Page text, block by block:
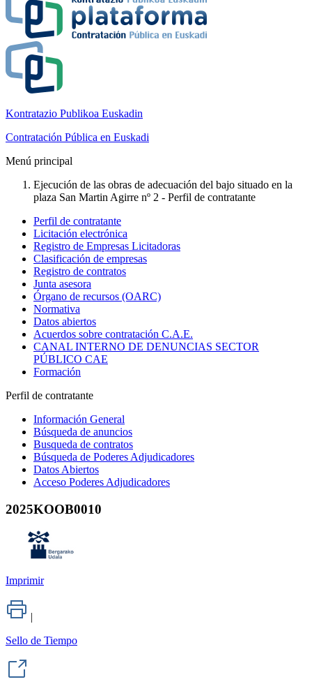
Kontratazio Publikoa Euskadin
Contratación Pública en Euskadi
Menú principal
Ejecución de las obras de adecuación del bajo situado en la
plaza San Martin Agirre nº 2 - Perfil de contratante
Perfil de contratante
Licitación electrónica
Registro de Empresas Licitadoras
Clasificación de empresas
Registro de contratos
Junta asesora
Órgano de recursos (OARC)
Normativa
Datos abiertos
Acuerdos sobre contratación C.A.E.
CANAL INTERNO DE DENUNCIAS SECTOR
PÚBLICO CAE
Formación
Perfil de contratante
Información General
Búsqueda de anuncios
Busqueda de contratos
Búsqueda de Poderes Adjudicadores
Datos Abiertos
Acceso Poderes Adjudicadores
2025KOOB0010
Imprimir
|
Sello de Tiempo